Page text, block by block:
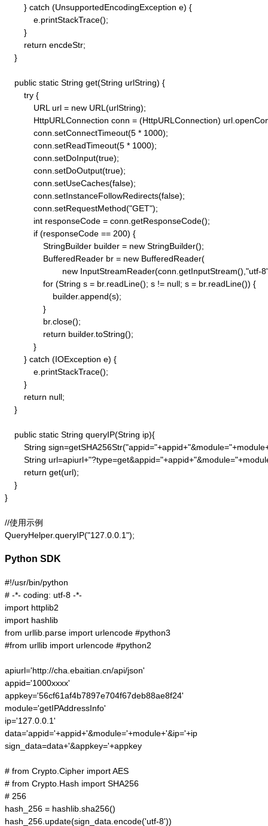
        } catch (UnsupportedEncodingException e) {
            e.printStackTrace();
        }
        return encdeStr;
    }
    public static String get(String urlString) {
        try {
            URL url = new URL(urlString);
HttpURLConnection conn = (HttpURLConnection)
            conn.setConnectTimeout(5 * 1000);
            conn.setReadTimeout(5 * 1000);
            conn.setDoInput(true);
            conn.setDoOutput(true);
            conn.setUseCaches(false);
            conn.setInstanceFollowRedirects(false);
            conn.setRequestMethod("GET");
            int responseCode = conn.getResponseCode();
            if (responseCode == 200) {
                StringBuilder builder = new StringBuilder();
                BufferedReader br = new BufferedReader(
new InputStreamReader(conn.getInputStream(),"utf-
                for (String s = br.readLine(); s != null; s = br.readLine()) {
                    builder.append(s);
                }
                br.close();
                return builder.toString();
            }
        } catch (IOException e) {
            e.printStackTrace();
        }
        return null;
    }
    public static String queryIP(String ip){
String
String
        return get(url);
    }
}
//使用示例
QueryHelper.queryIP("127.0.0.1");
Python SDK
#!/usr/bin/python
# -*- coding: utf-8 -*-
import httplib2
import hashlib
from urllib.parse import urlencode #python3
#from urllib import urlencode #python2
apiurl='http://cha.ebaitian.cn/api/json'
appid='1000xxxx'
appkey='56cf61af4b7897e704f67deb88ae8f24'
module='getIPAddressInfo'
ip='127.0.0.1'
data='appid='+appid+'&module='+module+'&ip='+ip
sign_data=data+'&appkey='+appkey
# from Crypto.Cipher import AES
# from Crypto.Hash import SHA256
# 256
hash_256 = hashlib.sha256()
hash_256.update(sign_data.encode('utf-8'))